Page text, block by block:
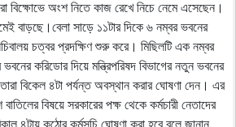
বিক্ষোভে অংশ নিতে কাজ রেখে নিচে নেমে এসেছেন।
বাড়ছে।বেলা সাড়ে ১১টার দিকে ৬ নম্বর ভবনের
চত্বর প্রদক্ষিণ শুরু করে। মিছিলটি এক নম্বর
করিডোর দিয়ে মন্ত্রিপরিষদ বিভাগের নতুন ভবনের
বিকেল ৪টা পর্যন্ত অবস্থান করার ঘোষণা দেন। এর
বিষয়ে সরকারের পক্ষ থেকে কর্মচারী নেতাদের